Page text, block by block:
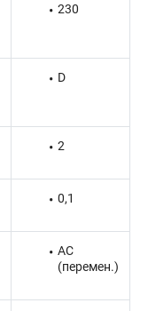
230
D
2
0,1
AC
(перемен.)